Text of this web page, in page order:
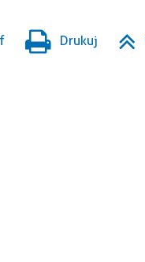
Drukuj